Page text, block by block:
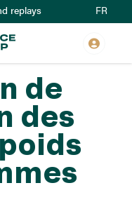
replays FR
de
des